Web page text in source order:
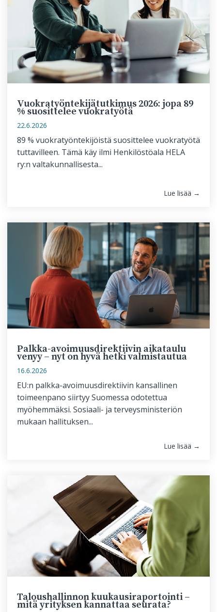
Vuokratyöntekijätutkimus 2026: jopa 89
% suosittelee vuokratyötä
22.6.2026
89 % vuokratyöntekijöistä suosittelee vuokratyötä
tuttavilleen. Tämä käy ilmi Henkilöstöala HELA
ry:n valtakunnallisesta...
Lue lisää →
Palkka-avoimuusdirektiivin aikataulu
venyy – nyt on hyvä hetki valmistautua
16.6.2026
EU:n palkka-avoimuusdirektiivin kansallinen
toimeenpano siirtyy Suomessa odotettua
myöhemmäksi. Sosiaali- ja terveysministeriön
mukaan hallituksen...
Lue lisää →
Taloushallinnon kuukausiraportointi –
mitä yrityksen kannattaa seurata?